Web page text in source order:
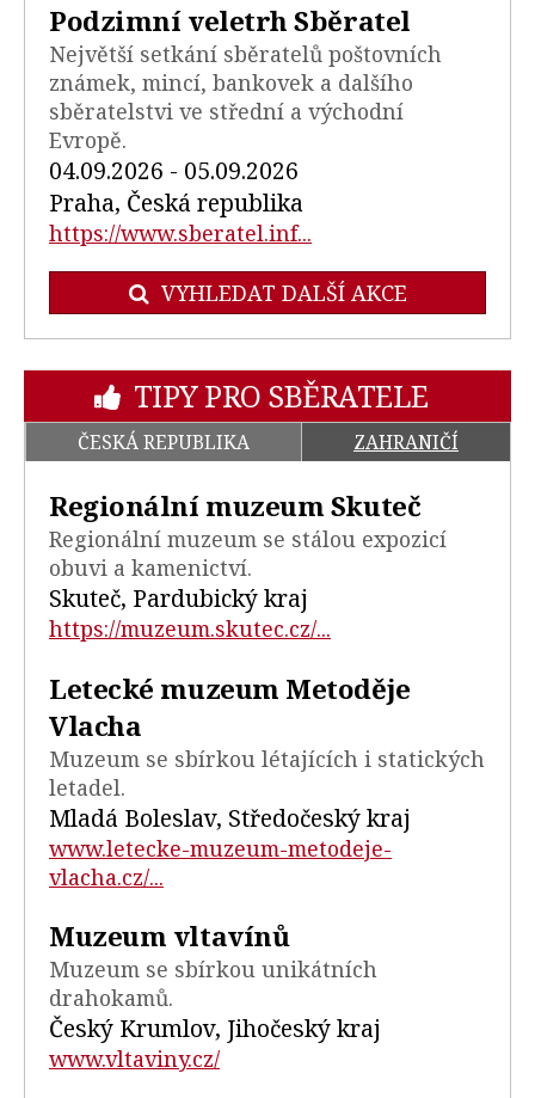
Podzimní veletrh Sběratel
Největší setkání sběratelů poštovních
známek, mincí, bankovek a dalšího
sběratelstvi ve střední a východní
Evropě.
04.09.2026 - 05.09.2026
Praha, Česká republika
https://www.sberatel.inf...
VYHLEDAT DALŠÍ AKCE
TIPY PRO SBĚRATELE
ČESKÁ REPUBLIKA ZAHRANIČÍ
Regionální muzeum Skuteč
Regionální muzeum se stálou expozicí
obuvi a kamenictví.
Skuteč, Pardubický kraj
https://muzeum.skutec.cz/...
Letecké muzeum Metoděje
Vlacha
Muzeum se sbírkou létajících i statických
letadel.
Mladá Boleslav, Středočeský kraj
www.letecke-muzeum-metodeje-
vlacha.cz/...
Muzeum vltavínů
Muzeum se sbírkou unikátních
drahokamů.
Český Krumlov, Jihočeský kraj
www.vltaviny.cz/